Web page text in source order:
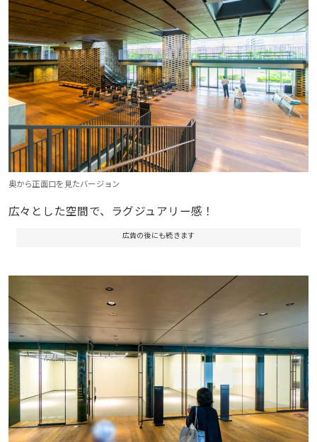
奥から正面口を見たバージョン
広々とした空間で、ラグジュアリー感！
広告の後にも続きます